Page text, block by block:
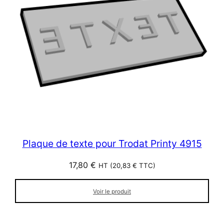
Plaque de texte pour Trodat Printy 4915
17,80 € HT (20,83 € TTC)
Voir le produit